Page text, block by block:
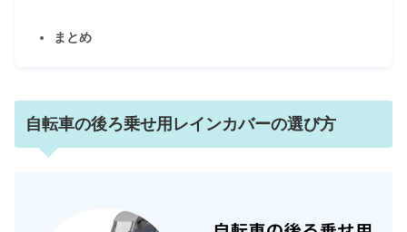
まとめ
自転車の後ろ乗せ用レインカバーの選び方